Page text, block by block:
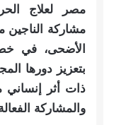
مصر لعلاج
مشاركة
الأضحى، في
بتعزيز دورها
ذات أثر إنساني
والمشاركة